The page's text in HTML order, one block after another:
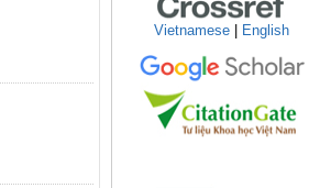
Vietnamese English